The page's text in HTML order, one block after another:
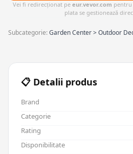
Vei fi redirecționat pe eur.vevor.com pentru
plata se gestionează
Subcategorie:Garden Center > Outdoor
📋 Detalii produs
Brand
Categorie
Rating
Disponibilitate